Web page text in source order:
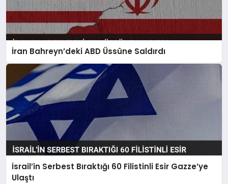
İran Bahreyn’deki ABD Üssüne Saldırdı
İsrail’in Serbest Bıraktığı 60 Filistinli Esir Gazze’ye
Ulaştı